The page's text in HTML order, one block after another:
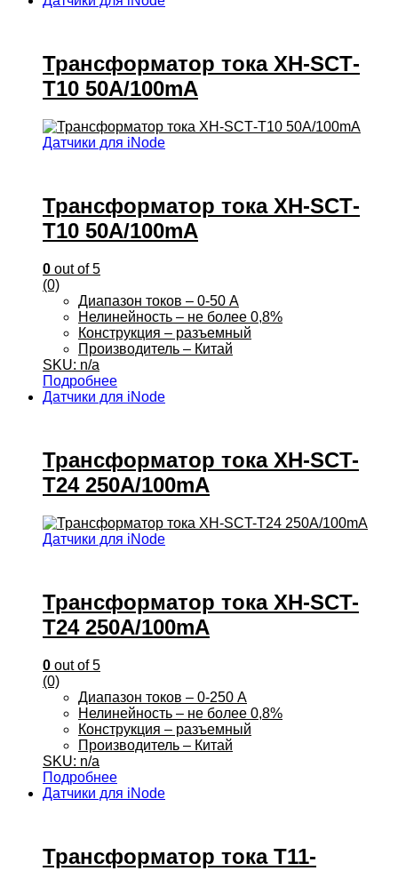
Трансформатор тока XH‐SCT‐
T10 50A/100mA
Датчики для iNode
Трансформатор тока XH‐SCT‐
T10 50A/100mA
0 out of 5
(0)
Диапазон токов – 0-50 А
Нелинейность – не более 0,8%
Конструкция – разъемный
Производитель – Китай
SKU: n/a
Подробнее
Датчики для iNode
Трансформатор тока XH-SCT-
T24 250A/100mA
Датчики для iNode
Трансформатор тока XH-SCT-
T24 250A/100mA
0 out of 5
(0)
Диапазон токов – 0-250 А
Нелинейность – не более 0,8%
Конструкция – разъемный
Производитель – Китай
SKU: n/a
Подробнее
Датчики для iNode
Трансформатор тока Т11-